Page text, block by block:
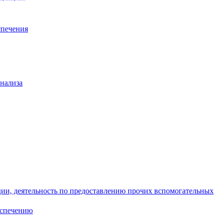
деятельность по предоставлению прочих вспомогательных